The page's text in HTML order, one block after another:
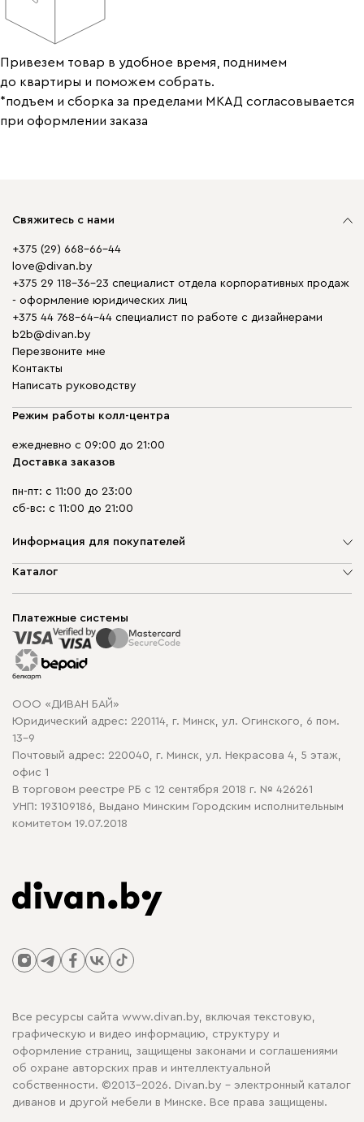
Привезем товар в удобное время, поднимем
до квартиры и поможем собрать.
*подъем и сборка за пределами МКАД согласовывается
при оформлении заказа
Свяжитесь с нами
+375 (29) 668-66-44
love@divan.by
+375 29 118-36-23 специалист отдела корпоративных продаж
- оформление юридических лиц
+375 44 768-64-44 специалист по работе с дизайнерами
b2b@divan.by
Перезвоните мне
Контакты
Написать руководству
Режим работы колл-центра
ежедневно с 09:00 до 21:00
Доставка заказов
пн-пт: с 11:00 до 23:00
сб-вс: с 11:00 до 21:00
Информация для покупателей
О компании
Способы оплаты
Рассрочка и кредит
Гарантия
Карта сайта
Политика конфиденциальности
Политика в отношении обработки cookie
Каталог
Корпусная мебель
Распродажа мебели
Платежные системы
ООО «ДИВАН БАЙ»
Юридический адрес: 220114, г. Минск, ул. Огинского, 6 пом.
13-9
Почтовый адрес: 220040, г. Минск, ул. Некрасова 4, 5 этаж,
офис 1
В торговом реестре РБ с 12 сентября 2018 г. № 426261
УНП: 193109186, Выдано Минским Городским исполнительным
комитетом 19.07.2018
Все ресурсы сайта www.divan.by, включая текстовую,
графическую и видео информацию, структуру и
оформление страниц, защищены законами и соглашениями
об охране авторских прав и интеллектуальной
собственности. ©2013-2026. Divan.by - электронный каталог
диванов и другой мебели в Минске. Все права защищены.